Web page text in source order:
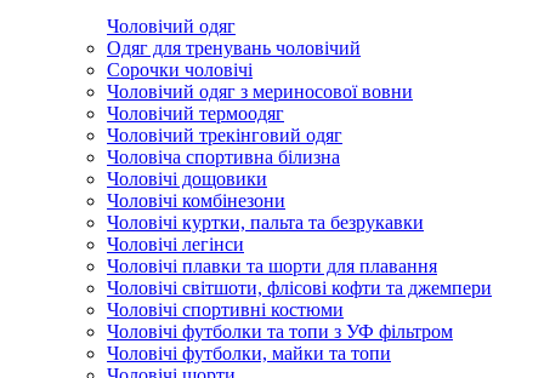
Чоловічий одяг
Одяг для тренувань чоловічий
Сорочки чоловічі
Чоловічий одяг з мериносової вовни
Чоловічий термоодяг
Чоловічий трекінговий одяг
Чоловіча спортивна білизна
Чоловічі дощовики
Чоловічі комбінезони
Чоловічі куртки, пальта та безрукавки
Чоловічі легінси
Чоловічі плавки та шорти для плавання
Чоловічі світшоти, флісові кофти та джемпери
Чоловічі спортивні костюми
Чоловічі футболки та топи з УФ фільтром
Чоловічі футболки, майки та топи